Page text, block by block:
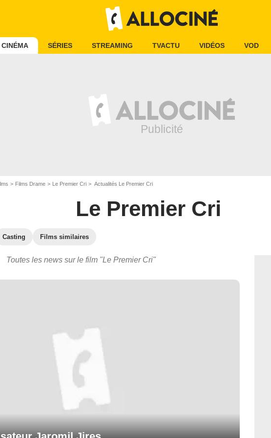
CINÉMA SÉRIES STREAMING TVACTU VIDÉOS VOD
Films Drame Le Premier Cri Actualités Le Premier Cri
Le Premier Cri
Casting Films similaires
Toutes les news sur le film "Le Premier Cri"